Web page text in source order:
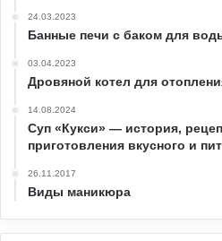
24.03.2023
Банные печи с баком для
03.04.2023
Дровяной котел для
14.08.2024
Суп «Кукси» — история,
приготовления вкусного и
26.11.2017
Виды маникюра